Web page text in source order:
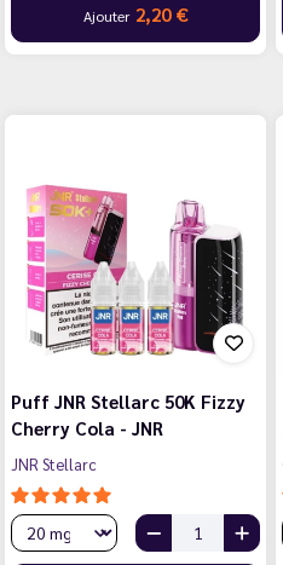
Ajouter 2,20 €
Puff JNR Stellarc 50K Fizzy
Cherry Cola - JNR
JNR Stellarc